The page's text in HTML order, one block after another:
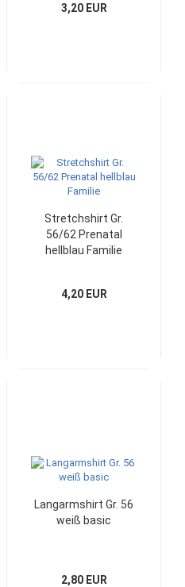
3,20 EUR
Stretchshirt Gr.
56/62 Prenatal
hellblau Familie
4,20 EUR
Langarmshirt Gr. 56
weiß basic
2,80 EUR